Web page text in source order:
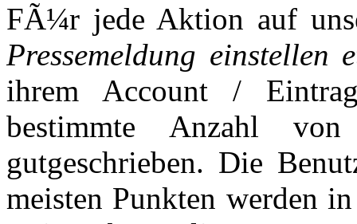
FÃ¼r jede Aktion auf
Pressemeldung einstellen
ihrem Account /
bestimmte Anzahl
gutgeschrieben. Die
meisten Punkten werden